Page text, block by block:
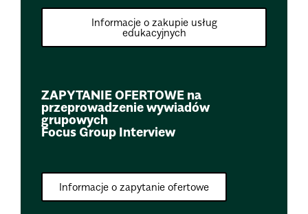
Informacje o zakupie usług
edukacyjnych
ZAPYTANIE OFERTOWE na
przeprowadzenie wywiadów
grupowych
Focus Group Interview
Informacje o zapytanie ofertowe